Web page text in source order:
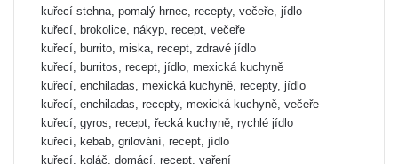
kuřecí stehna, pomalý hrnec, recepty, večeře, jídlo
kuřecí, brokolice, nákyp, recept, večeře
kuřecí, burrito, miska, recept, zdravé jídlo
kuřecí, burritos, recept, jídlo, mexická kuchyně
kuřecí, enchiladas, mexická kuchyně, recepty, jídlo
kuřecí, enchiladas, recepty, mexická kuchyně, večeře
kuřecí, gyros, recept, řecká kuchyně, rychlé jídlo
kuřecí, kebab, grilování, recept, jídlo
kuřecí, koláč, domácí, recept, vaření